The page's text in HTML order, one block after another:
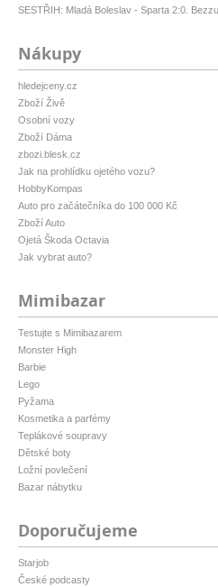
SESTŘIH: Mladá Boleslav - Sparta 2:0.
Nákupy
hledejceny.cz
Zboží Živě
Osobní vozy
Zboží Dáma
zbozi.blesk.cz
Jak na prohlídku ojetého vozu?
HobbyKompas
Auto pro začátečníka do 100 000 Kč
Zboží Auto
Ojetá Škoda Octavia
Jak vybrat auto?
Mimibazar
Testujte s Mimibazarem
Monster High
Barbie
Lego
Pyžama
Kosmetika a parfémy
Teplákové soupravy
Dětské boty
Ložní povlečení
Bazar nábytku
Doporučujeme
Starjob
České podcasty